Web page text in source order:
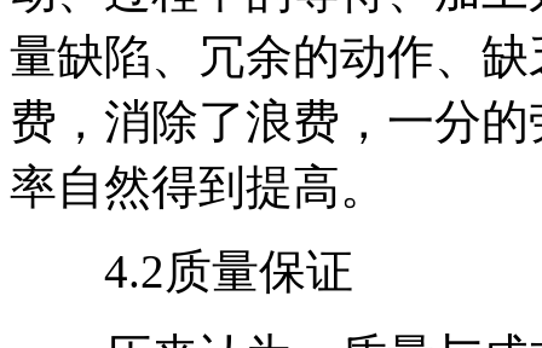
量缺陷、冗余的动作、
费，消除了浪费，一分
率自然得到提高。
4.2质量保证